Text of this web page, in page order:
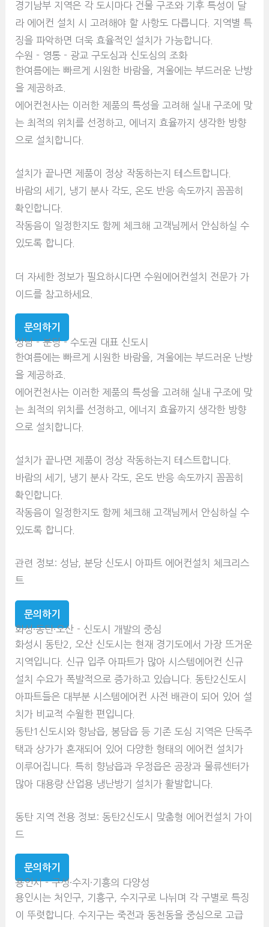
경기남부 지역은 각 도시마다 건물 구조와 기후 특성이 달
라 에어컨 설치 시 고려해야 할 사항도 다릅니다. 지역별 특
징을 파악하면 더욱 효율적인 설치가 가능합니다.
수원 - 영통 - 광교 구도심과 신도심의 조화
한여름에는 빠르게 시원한 바람을, 겨울에는 부드러운 난방
을 제공하죠.
에어컨천사는 이러한 제품의 특성을 고려해 실내 구조에 맞
는 최적의 위치를 선정하고, 에너지 효율까지 생각한 방향
으로 설치합니다.
설치가 끝나면 제품이 정상 작동하는지 테스트합니다.
바람의 세기, 냉기 분사 각도, 온도 반응 속도까지 꼼꼼히
확인합니다.
작동음이 일정한지도 함께 체크해 고객님께서 안심하실 수
있도록 합니다.
더 자세한 정보가 필요하시다면 수원에어컨설치 전문가 가
이드를 참고하세요.
문의하기
성남 - 분당 - 수도권 대표 신도시
한여름에는 빠르게 시원한 바람을, 겨울에는 부드러운 난방
을 제공하죠.
에어컨천사는 이러한 제품의 특성을 고려해 실내 구조에 맞
는 최적의 위치를 선정하고, 에너지 효율까지 생각한 방향
으로 설치합니다.
설치가 끝나면 제품이 정상 작동하는지 테스트합니다.
바람의 세기, 냉기 분사 각도, 온도 반응 속도까지 꼼꼼히
확인합니다.
작동음이 일정한지도 함께 체크해 고객님께서 안심하실 수
있도록 합니다.
관련 정보: 성남, 분당 신도시 아파트 에어컨설치 체크리스
트
문의하기
화성·동탄·오산 - 신도시 개발의 중심
화성시 동탄2, 오산 신도시는 현재 경기도에서 가장 뜨거운
지역입니다. 신규 입주 아파트가 많아 시스템에어컨 신규
설치 수요가 폭발적으로 증가하고 있습니다. 동탄2신도시
아파트들은 대부분 시스템에어컨 사전 배관이 되어 있어 설
치가 비교적 수월한 편입니다.
동탄1신도시와 향남읍, 봉담읍 등 기존 도심 지역은 단독주
택과 상가가 혼재되어 있어 다양한 형태의 에어컨 설치가
이루어집니다. 특히 향남읍과 우정읍은 공장과 물류센터가
많아 대용량 산업용 냉난방기 설치가 활발합니다.
동탄 지역 전용 정보: 동탄2신도시 맞춤형 에어컨설치 가이
드
문의하기
용인시 - 구성·수지·기흥의 다양성
용인시는 처인구, 기흥구, 수지구로 나뉘며 각 구별로 특징
이 뚜렷합니다. 수지구는 죽전과 동천동을 중심으로 고급